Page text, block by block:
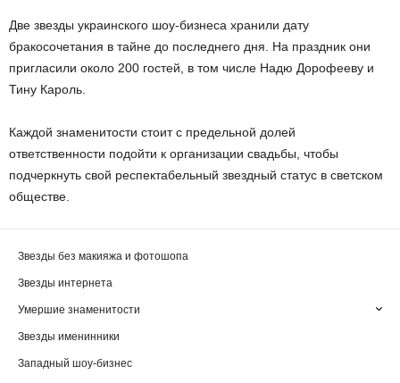
Две звезды украинского шоу-бизнеса хранили дату
бракосочетания в тайне до последнего дня. На праздник они
пригласили около 200 гостей, в том числе Надю Дорофееву и
Тину Кароль.
Каждой знаменитости стоит с предельной долей
ответственности подойти к организации свадьбы, чтобы
подчеркнуть свой респектабельный звездный статус в светском
обществе.
Звезды без макияжа и фотошопа
Звезды интернета
Умершие знаменитости
Звезды именинники
Западный шоу-бизнес